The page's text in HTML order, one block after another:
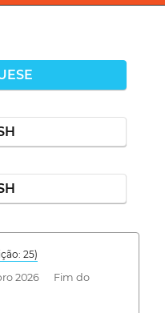
25)
2026 Fim do